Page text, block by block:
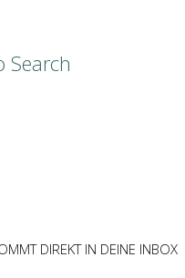
Search
DIREKT IN DEINE INBOX